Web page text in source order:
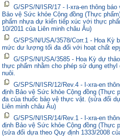
G/SPS/N/ISR/17 - I-xra-en thông
Bảo vệ Sức khỏe Cộng đồng (Thực
phẩm nhựa dự kiến tiếp xúc với thực
10/2011 của Liên minh châu Âu)
G/SPS/N/USA/3578/Corr.1 - Hoa Kỳ
mức dư lượng tối đa đối với hoạt chất
G/SPS/N/USA/3585 - Hoa Kỳ dự
thực phẩm nhằm cho phép sử dụng
nuôi.
G/SPS/N/ISR/12/Rev.4 - I-xra-en
định Bảo vệ Sức khỏe Cộng đồng
đa của thuốc bảo vệ thực vật. (sửa đổi
Liên minh châu Âu)
G/SPS/N/ISR/14/Rev.1 - I-xra-en
định Bảo vệ Sức khỏe Cộng đồng (Thực
(sửa đổi dựa theo Quy định 1333/2008